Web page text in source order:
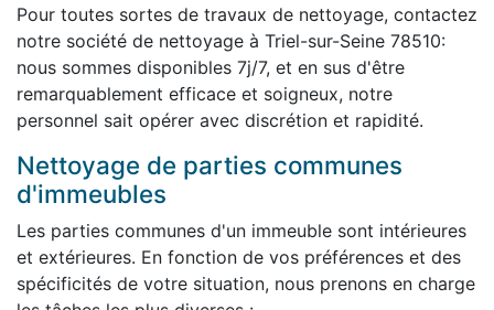
Pour toutes sortes de travaux de nettoyage, contactez
notre société de nettoyage à Triel-sur-Seine 78510:
nous sommes disponibles 7j/7, et en sus d'être
remarquablement efficace et soigneux, notre
personnel sait opérer avec discrétion et rapidité.
Nettoyage de parties communes
d'immeubles
Les parties communes d'un immeuble sont intérieures
et extérieures. En fonction de vos préférences et des
spécificités de votre situation, nous prenons en charge